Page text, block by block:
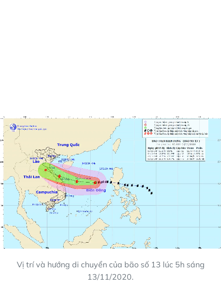
Vị trí và hướng di chuyển của bão số 13 lúc 5h sáng
13/11/2020.